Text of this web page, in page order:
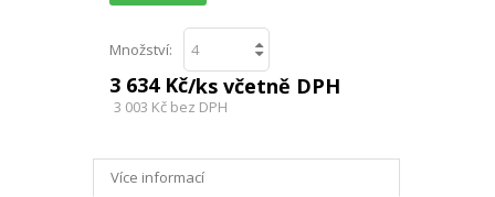
Množství:
3 634 Kč/ks včetně DPH
3 003 Kč bez DPH
Více informací